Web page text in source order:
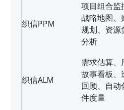
织信PPM
项目组合监
战略地图、
规划、资源
分析
织信ALM
需求估算、
故事看板、
回顾、自动
件度量